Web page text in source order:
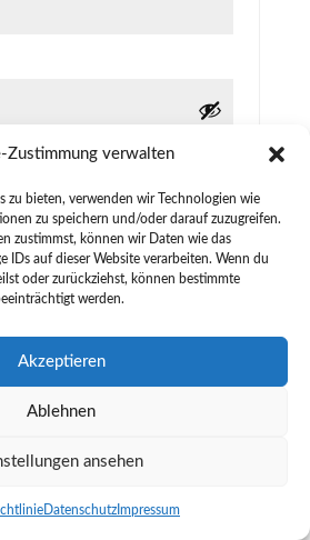
Zustimmung verwalten
zu bieten, verwenden wir Technologien wie
zu speichern und/oder darauf zuzugreifen.
zustimmst, können wir Daten wie das
IDs auf dieser Website verarbeiten. Wenn du
oder zurückziehst, können bestimmte
werden.
Akzeptieren
Ablehnen
ansehen
Datenschutz Impressum
•Datenschutz